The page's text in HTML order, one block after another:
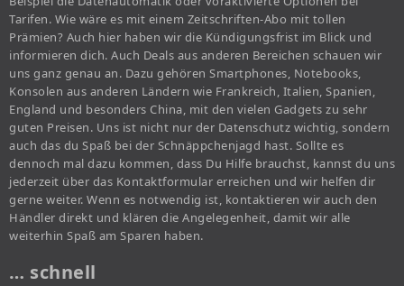
Tarifen. Wie wäre es mit einem Zeitschriften-Abo mit tollen
Prämien? Auch hier haben wir die Kündigungsfrist im Blick und
informieren dich. Auch Deals aus anderen Bereichen schauen wir
uns ganz genau an. Dazu gehören Smartphones, Notebooks,
Konsolen aus anderen Ländern wie Frankreich, Italien, Spanien,
England und besonders China, mit den vielen Gadgets zu sehr
guten Preisen. Uns ist nicht nur der Datenschutz wichtig, sondern
auch das du Spaß bei der Schnäppchenjagd hast. Sollte es
dennoch mal dazu kommen, dass Du Hilfe brauchst, kannst du uns
jederzeit über das Kontaktformular erreichen und wir helfen dir
gerne weiter. Wenn es notwendig ist, kontaktieren wir auch den
Händler direkt und klären die Angelegenheit, damit wir alle
weiterhin Spaß am Sparen haben.
… schnell